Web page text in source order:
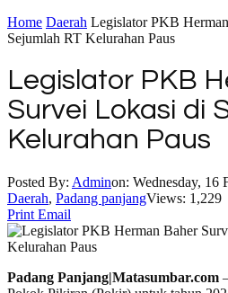
Home Daerah Legislator PKB
Sejumlah RT Kelurahan Paus
Legislator PKB
Survei Lokasi di
Kelurahan Paus
Posted By: Adminon: Wednesday, 16
Daerah, Padang panjangViews: 1,229
Print Email
Padang Panjang|Matasumbar.com